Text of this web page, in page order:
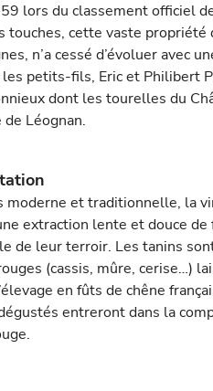
lors du classement officiel
touches, cette vaste
n’a cessé d’évoluer avec
les petits-fils, Eric et Philibert
dont les tourelles du
Léognan.
moderne et traditionnelle, la
extraction lente et douce
de leur terroir. Les tanins
(cassis, mûre, cerise…)
en fûts de chêne
entreront dans la